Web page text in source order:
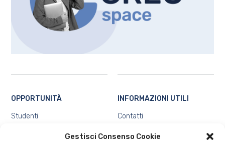
Gestisci Consenso Cookie
OPPORTUNITÀ
Studenti
INFORMAZIONI UTILI
Contatti
Privacy e Protezione dei dati